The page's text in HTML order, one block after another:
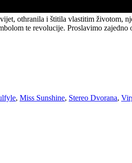
othranila i štitila vlastitim životom,
te revolucije. Proslavimo
, Miss Sunshine, Stereo Dvorana,